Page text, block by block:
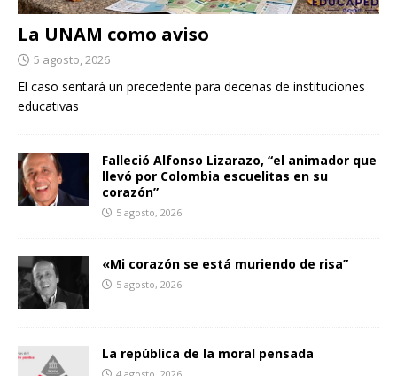
La UNAM como aviso
5 agosto, 2026
El caso sentará un precedente para decenas de instituciones
educativas
Falleció Alfonso Lizarazo, “el animador que
llevó por Colombia escuelitas en su
corazón”
5 agosto, 2026
«Mi corazón se está muriendo de risa”
5 agosto, 2026
La república de la moral pensada